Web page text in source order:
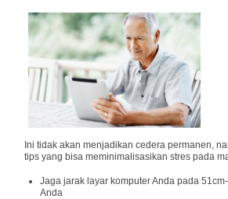
Ini tidak akan menjadikan cedera permanen,
tips yang bisa meminimalisasikan stres pada
Jaga jarak layar komputer Anda pada
Anda